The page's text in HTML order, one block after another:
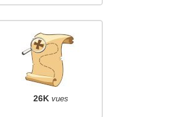
26K vues